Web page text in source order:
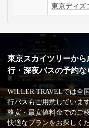
東京ディズ
東京スカイツリーか
行・深夜バスの予約
WILLER TRAVELでは全
行バスもご用意していま
格安・最安値料金でのご
快適なプランをお探しく